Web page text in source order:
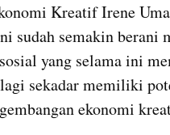
Kreatif Irene
sudah semakin berani
yang selama ini
sekadar memiliki
ekonomi